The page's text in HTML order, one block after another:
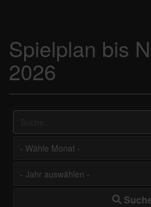
Spielplan bis
2026